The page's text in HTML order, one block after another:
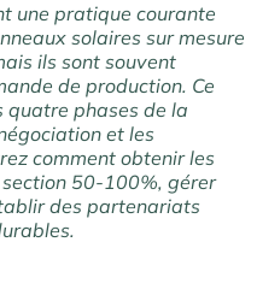
une pratique courante
solaires sur mesure
ils sont souvent
de production. Ce
quatre phases de la
et les
comment obtenir les
50-100%, gérer
des partenariats